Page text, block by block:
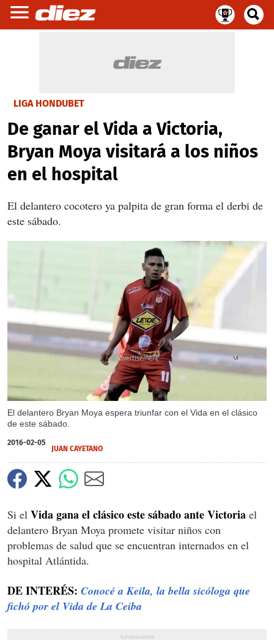
LIGA HONDUBET
De ganar el Vida a Victoria,
Bryan Moya visitará a los niños
en el hospital
El delantero cocotero ya palpita de gran forma el derbi de
este sábado.
El delantero Bryan Moya espera triunfar con el Vida en el clásico
de este sábado.
X
2016-02-05
JUAN CAYETANO
Si el Vida gana el clásico este sábado ante Victoria el
delantero Bryan Moya promete visitar niños con
problemas de salud que se encuentran internados en el
hospital Atlántida.
DE INTERÉS: Conocé a Keila, la bella sicóloga que
fichó por el Vida de La Ceiba